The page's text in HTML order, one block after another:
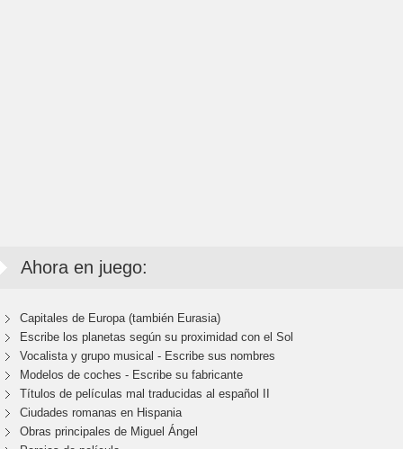
Ahora en juego:
Capitales de Europa (también Eurasia)
Escribe los planetas según su proximidad con el Sol
Vocalista y grupo musical - Escribe sus nombres
Modelos de coches - Escribe su fabricante
Títulos de películas mal traducidas al español II
Ciudades romanas en Hispania
Obras principales de Miguel Ángel